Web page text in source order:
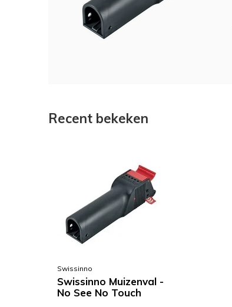
Recent bekeken
Swissinno
Swissinno Muizenval -
No See No Touch